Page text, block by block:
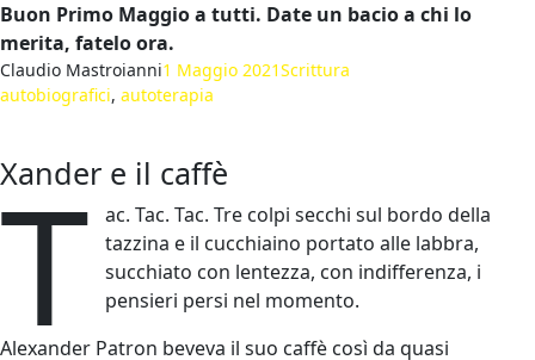
Buon Primo Maggio a tutti. Date un bacio a chi lo
merita, fatelo ora.
Claudio Mastroianni1 Maggio 2021Scrittura
autobiografici, autoterapia
Xander e il caffè
T
ac. Tac. Tac. Tre colpi secchi sul bordo della
tazzina e il cucchiaino portato alle labbra,
succhiato con lentezza, con indifferenza, i
pensieri persi nel momento.
Alexander Patron beveva il suo caffè così da quasi